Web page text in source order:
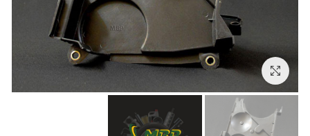
بزرگنمایی تصویر